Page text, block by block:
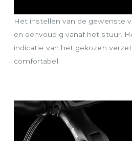
Het instellen van de gewenste
en eenvoudig vanaf het stuur.
indicatie van het gekozen
comfortabel.